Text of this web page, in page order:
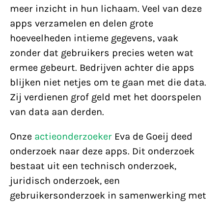
meer inzicht in hun lichaam. Veel van deze
apps verzamelen en delen grote
hoeveelheden intieme gegevens, vaak
zonder dat gebruikers precies weten wat
ermee gebeurt. Bedrijven achter die apps
blijken niet netjes om te gaan met die data.
Zij verdienen grof geld met het doorspelen
van data aan derden.
Onze actieonderzoeker Eva de Goeij deed
onderzoek naar deze apps. Dit onderzoek
bestaat uit een technisch onderzoek,
juridisch onderzoek, een
gebruikersonderzoek in samenwerking met